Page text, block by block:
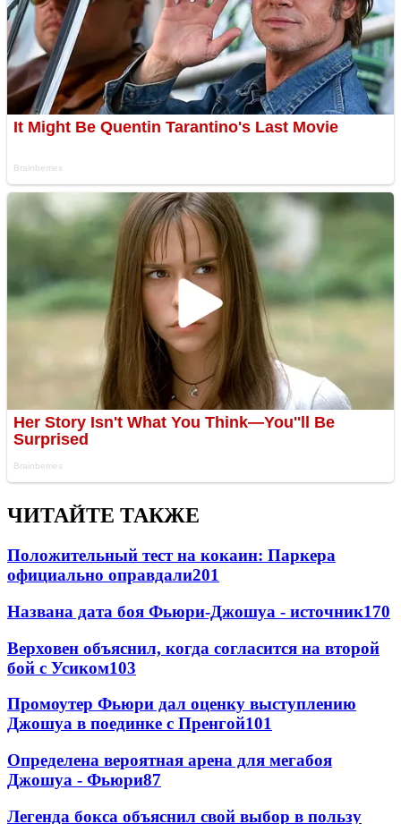
ЧИТАЙТЕ ТАКЖЕ
Положительный тест на кокаин: Паркера
официально оправдали201
Названа дата боя Фьюри-Джошуа - источник170
Верховен объяснил, когда согласится на второй
бой с Усиком103
Промоутер Фьюри дал оценку выступлению
Джошуа в поединке с Пренгой101
Определена вероятная арена для мегабоя
Джошуа - Фьюри87
Легенда бокса объяснил свой выбор в пользу